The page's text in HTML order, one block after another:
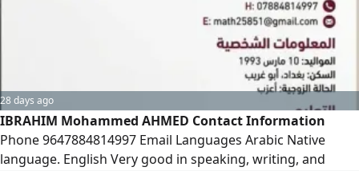
28 days ago
IBRAHIM Mohammed AHMED Contact Information
Phone 9647884814997 Email Languages Arabic Native
language. English Very good in speaking, writing, and